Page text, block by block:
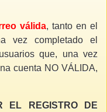
válida, tanto en el
vez completado el
que, una vez
cuenta NO VÁLIDA,
EL REGISTRO DE